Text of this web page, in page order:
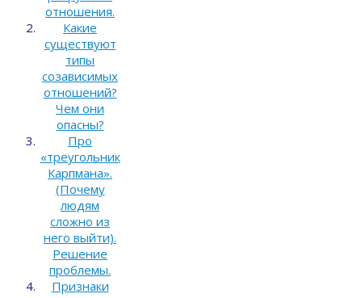
отношения.
Какие
существуют
типы
созависимых
отношений?
Чем они
опасны?
Про
«треугольник
Карпмана».
(Почему
людям
сложно из
него выйти).
Решение
проблемы.
Признаки